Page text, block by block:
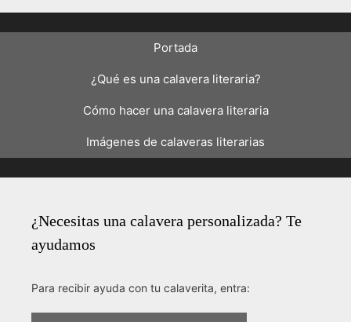
Portada
¿Qué es una calavera literaria?
Cómo hacer una calavera literaria
Imágenes de calaveras literarias
¿Necesitas una calavera personalizada? Te
ayudamos
Para recibir ayuda con tu calaverita, entra: